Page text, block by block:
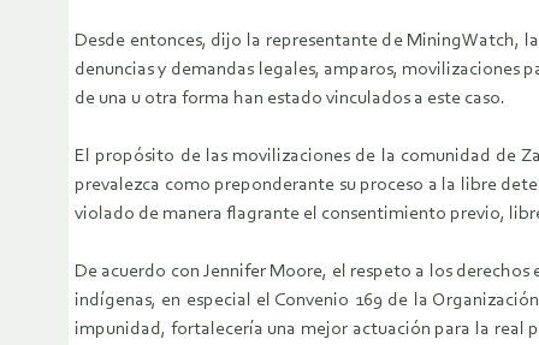
Desde entonces, dijo la representante de MiningWatch,
denuncias y demandas legales, amparos, movilizaciones
de una u otra forma han estado vinculados a este caso.
El propósito de las movilizaciones de la comunidad de
prevalezca como preponderante su proceso a la libre
violado de manera flagrante el consentimiento previo,
De acuerdo con Jennifer Moore, el respeto a los
indígenas, en especial el Convenio 169 de la
impunidad, fortalecería una mejor actuación para la real